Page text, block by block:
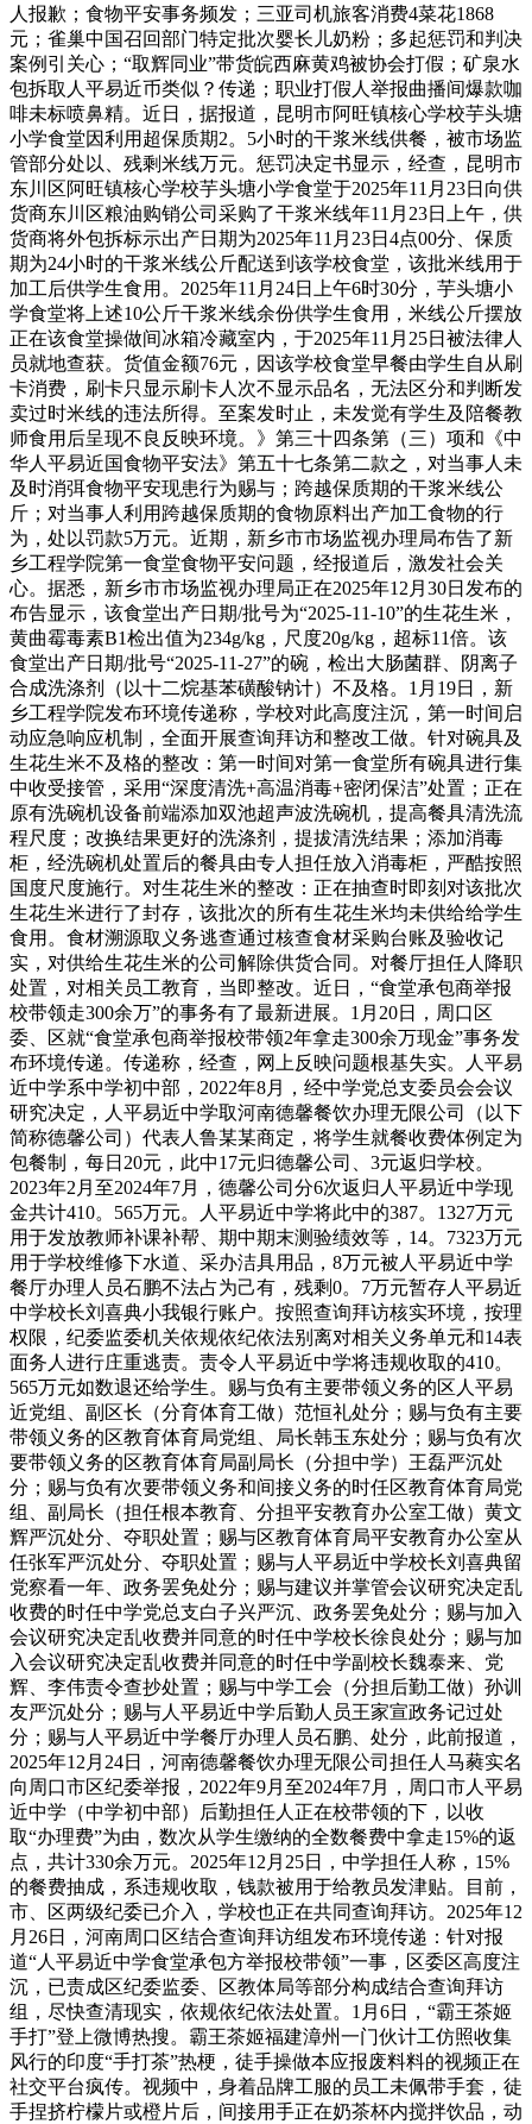
人报歉；食物平安事务频发；三亚司机旅客消费4菜花1868
元；雀巢中国召回部门特定批次婴长儿奶粉；多起惩罚和判决
案例引关心；“取辉同业”带货皖西麻黄鸡被协会打假；矿泉水
包拆取人平易近币类似？传递；职业打假人举报曲播间爆款咖
啡未标喷鼻精。近日，据报道，昆明市阿旺镇核心学校芋头塘
小学食堂因利用超保质期2。5小时的干浆米线供餐，被市场监
管部分处以、残剩米线万元。惩罚决定书显示，经查，昆明市
东川区阿旺镇核心学校芋头塘小学食堂于2025年11月23日向供
货商东川区粮油购销公司采购了干浆米线年11月23日上午，供
货商将外包拆标示出产日期为2025年11月23日4点00分、保质
期为24小时的干浆米线公斤配送到该学校食堂，该批米线用于
加工后供学生食用。2025年11月24日上午6时30分，芋头塘小
学食堂将上述10公斤干浆米线余份供学生食用，米线公斤摆放
正在该食堂操做间冰箱冷藏室内，于2025年11月25日被法律人
员就地查获。货值金额76元，因该学校食堂早餐由学生自从刷
卡消费，刷卡只显示刷卡人次不显示品名，无法区分和判断发
卖过时米线的违法所得。至案发时止，未发觉有学生及陪餐教
师食用后呈现不良反映环境。》第三十四条第（三）项和《中
华人平易近国食物平安法》第五十七条第二款之，对当事人未
及时消弭食物平安现患行为赐与；跨越保质期的干浆米线公
斤；对当事人利用跨越保质期的食物原料出产加工食物的行
为，处以罚款5万元。近期，新乡市市场监视办理局布告了新
乡工程学院第一食堂食物平安问题，经报道后，激发社会关
心。据悉，新乡市市场监视办理局正在2025年12月30日发布的
布告显示，该食堂出产日期/批号为“2025-11-10”的生花生米，
黄曲霉毒素B1检出值为234g/kg，尺度20g/kg，超标11倍。该
食堂出产日期/批号“2025-11-27”的碗，检出大肠菌群、阴离子
合成洗涤剂（以十二烷基苯磺酸钠计）不及格。1月19日，新
乡工程学院发布环境传递称，学校对此高度注沉，第一时间启
动应急响应机制，全面开展查询拜访和整改工做。针对碗具及
生花生米不及格的整改：第一时间对第一食堂所有碗具进行集
中收受接管，采用“深度清洗+高温消毒+密闭保洁”处置；正在
原有洗碗机设备前端添加双池超声波洗碗机，提高餐具清洗流
程尺度；改换结果更好的洗涤剂，提拔清洗结果；添加消毒
柜，经洗碗机处置后的餐具由专人担任放入消毒柜，严酷按照
国度尺度施行。对生花生米的整改：正在抽查时即刻对该批次
生花生米进行了封存，该批次的所有生花生米均未供给给学生
食用。食材溯源取义务逃查通过核查食材采购台账及验收记
实，对供给生花生米的公司解除供货合同。对餐厅担任人降职
处置，对相关员工教育，当即整改。近日，“食堂承包商举报
校带领走300余万”的事务有了最新进展。1月20日，周口区
委、区就“食堂承包商举报校带领2年拿走300余万现金”事务发
布环境传递。传递称，经查，网上反映问题根基失实。人平易
近中学系中学初中部，2022年8月，经中学党总支委员会会议
研究决定，人平易近中学取河南德馨餐饮办理无限公司（以下
简称德馨公司）代表人鲁某某商定，将学生就餐收费体例定为
包餐制，每日20元，此中17元归德馨公司、3元返归学校。
2023年2月至2024年7月，德馨公司分6次返归人平易近中学现
金共计410。565万元。人平易近中学将此中的387。1327万元
用于发放教师补课补帮、期中期末测验绩效等，14。7323万元
用于学校维修下水道、采办洁具用品，8万元被人平易近中学
餐厅办理人员石鹏不法占为己有，残剩0。7万元暂存人平易近
中学校长刘喜典小我银行账户。按照查询拜访核实环境，按理
权限，纪委监委机关依规依纪依法别离对相关义务单元和14表
面务人进行庄重逃责。责令人平易近中学将违规收取的410。
565万元如数退还给学生。赐与负有主要带领义务的区人平易
近党组、副区长（分育体育工做）范恒礼处分；赐与负有主要
带领义务的区教育体育局党组、局长韩玉东处分；赐与负有次
要带领义务的区教育体育局副局长（分担中学）王磊严沉处
分；赐与负有次要带领义务和间接义务的时任区教育体育局党
组、副局长（担任根本教育、分担平安教育办公室工做）黄文
辉严沉处分、夺职处置；赐与区教育体育局平安教育办公室从
任张军严沉处分、夺职处置；赐与人平易近中学校长刘喜典留
党察看一年、政务罢免处分；赐与建议并掌管会议研究决定乱
收费的时任中学党总支白子兴严沉、政务罢免处分；赐与加入
会议研究决定乱收费并同意的时任中学校长徐良处分；赐与加
入会议研究决定乱收费并同意的时任中学副校长魏泰来、党
辉、李伟责令查抄处置；赐与中学工会（分担后勤工做）孙训
友严沉处分；赐与人平易近中学后勤人员王家宣政务记过处
分；赐与人平易近中学餐厅办理人员石鹏、处分，此前报道，
2025年12月24日，河南德馨餐饮办理无限公司担任人马蕤实名
向周口市区纪委举报，2022年9月至2024年7月，周口市人平易
近中学（中学初中部）后勤担任人正在校带领的下，以收
取“办理费”为由，数次从学生缴纳的全数餐费中拿走15%的返
点，共计330余万元。2025年12月25日，中学担任人称，15%
的餐费抽成，系违规收取，钱款被用于给教员发津贴。目前，
市、区两级纪委已介入，学校也正在共同查询拜访。2025年12
月26日，河南周口区结合查询拜访组发布环境传递：针对报
道“人平易近中学食堂承包方举报校带领”一事，区委区高度注
沉，已责成区纪委监委、区教体局等部分构成结合查询拜访
组，尽快查清现实，依规依纪依法处置。1月6日，“霸王茶姬
手打”登上微博热搜。霸王茶姬福建漳州一门伙计工仿照收集
风行的印度“手打茶”热梗，徒手操做本应报废料料的视频正在
社交平台疯传。视频中，身着品牌工服的员工未佩带手套，徒
手捏挤柠檬片或橙片后，间接用手正在奶茶杯内搅拌饮品，动